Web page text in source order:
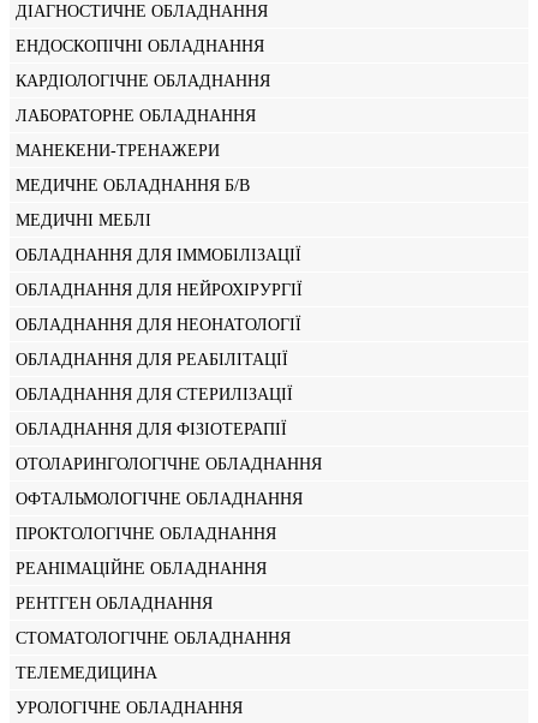
ДІАГНОСТИЧНЕ ОБЛАДНАННЯ
ЕНДОСКОПІЧНІ ОБЛАДНАННЯ
КАРДІОЛОГІЧНЕ ОБЛАДНАННЯ
ЛАБОРАТОРНЕ ОБЛАДНАННЯ
МАНЕКЕНИ-ТРЕНАЖЕРИ
МЕДИЧНЕ ОБЛАДНАННЯ Б/В
МЕДИЧНІ МЕБЛІ
ОБЛАДНАННЯ ДЛЯ ІММОБІЛІЗАЦІЇ
ОБЛАДНАННЯ ДЛЯ НЕЙРОХІРУРГІЇ
ОБЛАДНАННЯ ДЛЯ НЕОНАТОЛОГІЇ
ОБЛАДНАННЯ ДЛЯ РЕАБІЛІТАЦІЇ
ОБЛАДНАННЯ ДЛЯ СТЕРИЛІЗАЦІЇ
ОБЛАДНАННЯ ДЛЯ ФІЗІОТЕРАПІЇ
ОТОЛАРИНГОЛОГІЧНЕ ОБЛАДНАННЯ
ОФТАЛЬМОЛОГІЧНЕ ОБЛАДНАННЯ
ПРОКТОЛОГІЧНЕ ОБЛАДНАННЯ
РЕАНІМАЦІЙНЕ ОБЛАДНАННЯ
РЕНТГЕН ОБЛАДНАННЯ
СТОМАТОЛОГІЧНЕ ОБЛАДНАННЯ
ТЕЛЕМЕДИЦИНА
УРОЛОГІЧНЕ ОБЛАДНАННЯ